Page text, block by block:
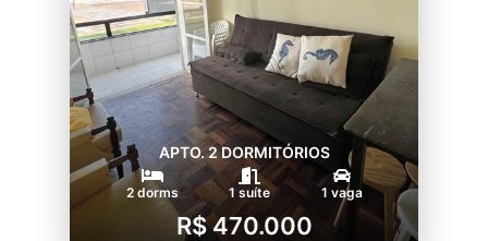
APTO. 2 DORMITÓRIOS
2 dorms 1 suíte 1 vaga
R$ 470.000